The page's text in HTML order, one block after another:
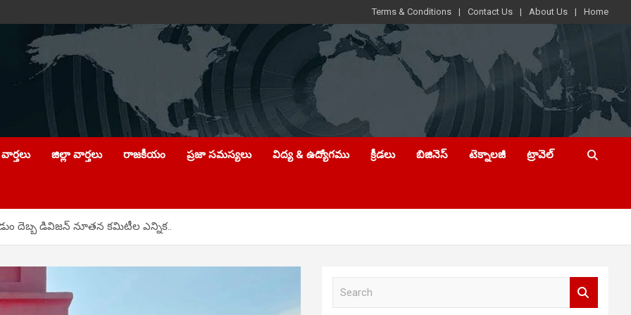
Terms & Conditions Contact Us About Us Home
జిల్లా వార్తలు రాజకీయం ప్రజా సమస్యలు విద్య & ఉద్యోగము క్రీడలు బిజినెస్ టెక్నాలజీ ట్రావెల్
దెబ్బ డివిజన్ నూతన కమిటీల ఎన్నిక..